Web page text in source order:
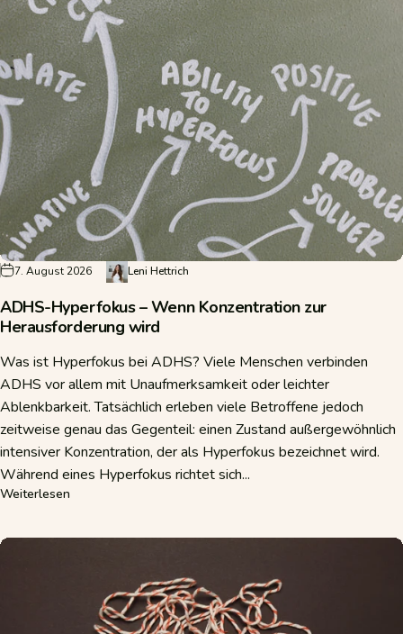
7. August 2026 Leni Hettrich
ADHS-Hyperfokus – Wenn Konzentration zur
Herausforderung wird
Was ist Hyperfokus bei ADHS? Viele Menschen verbinden
ADHS vor allem mit Unaufmerksamkeit oder leichter
Ablenkbarkeit. Tatsächlich erleben viele Betroffene jedoch
zeitweise genau das Gegenteil: einen Zustand außergewöhnlich
intensiver Konzentration, der als Hyperfokus bezeichnet wird.
Während eines Hyperfokus richtet sich...
Weiterlesen